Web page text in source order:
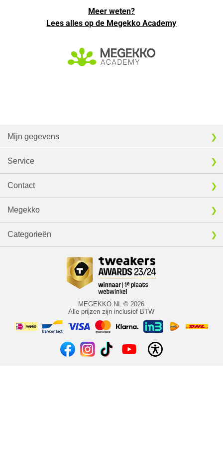
Meer weten?
Lees alles op de Megekko Academy
Mijn gegevens
Service
Contact
Megekko
Categorieën
MEGEKKO.NL © 2026
Alle prijzen zijn inclusief BTW